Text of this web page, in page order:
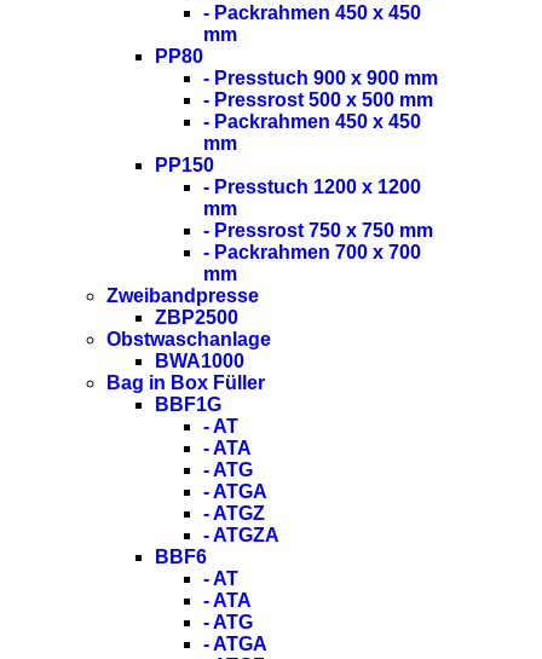
- Packrahmen 450 x 450
mm
PP80
- Presstuch 900 x 900 mm
- Pressrost 500 x 500 mm
- Packrahmen 450 x 450
mm
PP150
- Presstuch 1200 x 1200
mm
- Pressrost 750 x 750 mm
- Packrahmen 700 x 700
mm
Zweibandpresse
ZBP2500
Obstwaschanlage
BWA1000
Bag in Box Füller
BBF1G
- AT
- ATA
- ATG
- ATGA
- ATGZ
- ATGZA
BBF6
- AT
- ATA
- ATG
- ATGA